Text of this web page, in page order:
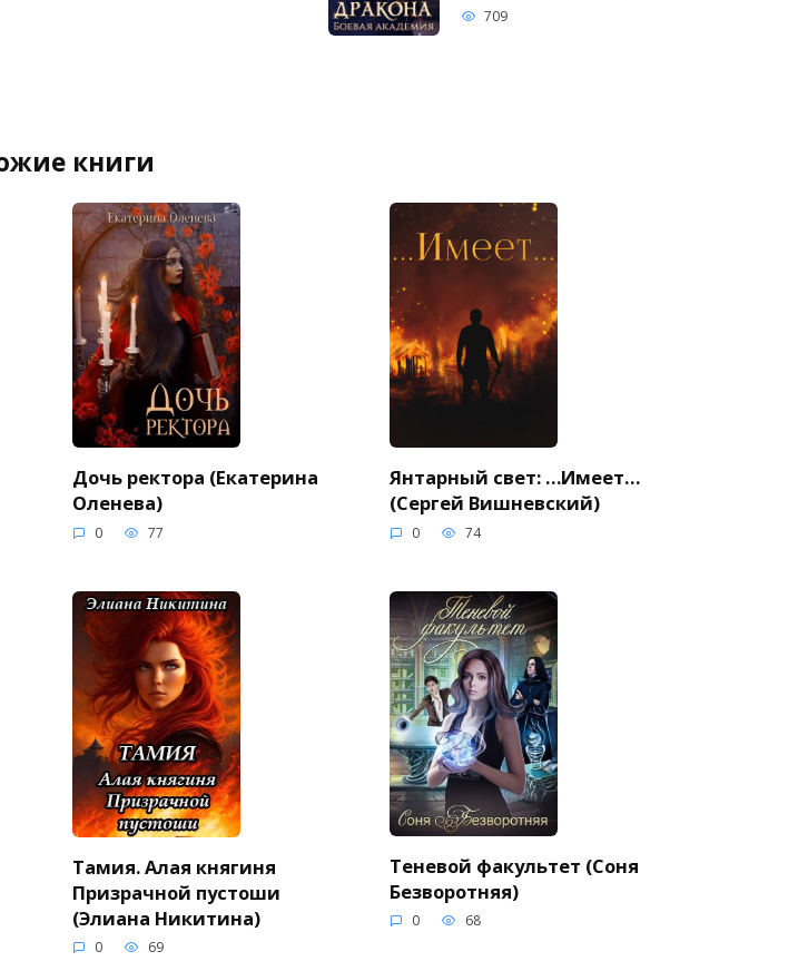
709
книги
Дочь ректора (Екатерина
Оленева)
0 77
Янтарный свет: …Имеет…
(Сергей Вишневский)
0 74
Тамия. Алая княгиня
Призрачной пустоши
(Элиана Никитина)
0 69
Теневой факультет (Соня
Безворотняя)
0 68